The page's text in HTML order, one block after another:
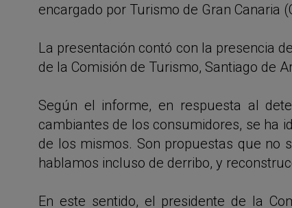
encargado por Turismo de Gran Canaria
La presentación contó con la presencia
de la Comisión de Turismo, Santiago de
Según el informe, en respuesta al
cambiantes de los consumidores, se ha
de los mismos. Son propuestas que no
hablamos incluso de derribo, y
En este sentido, el presidente de la